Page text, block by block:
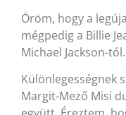
Öröm, hogy a
mégpedig a Billie
Michael Jackson-tól.
Különlegességnek
Margit-Mező Misi